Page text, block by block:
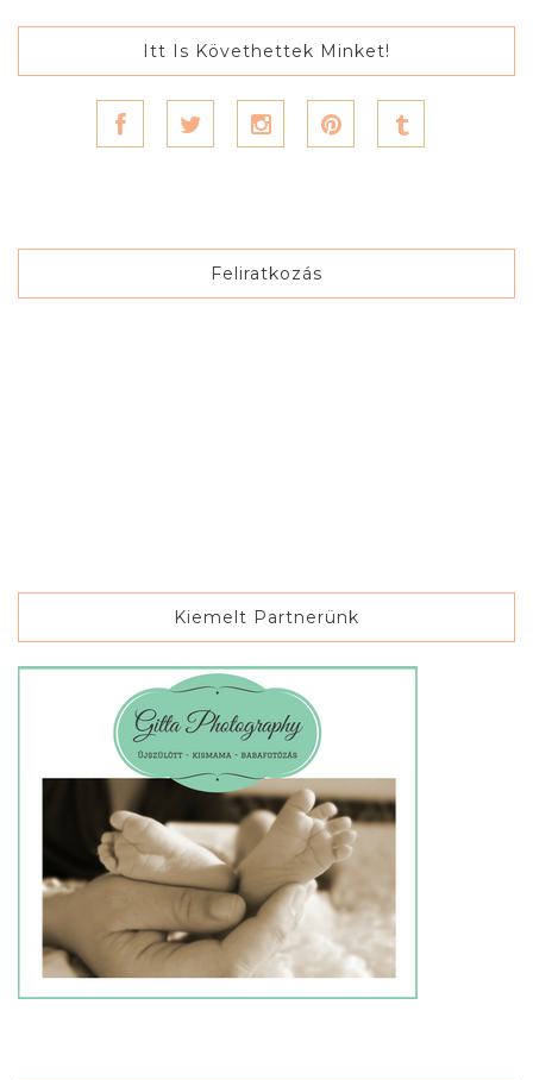
Itt Is Követhettek Minket!
Feliratkozás
Kiemelt Partnerünk